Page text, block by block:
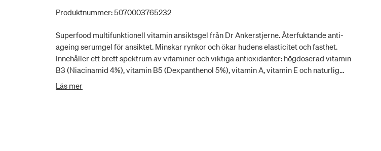
Produktnummer: 5070003765232
Superfood multifunktionell vitamin ansiktsgel från Dr Ankerstjerne. Återfuktande anti-
ageing serumgel för ansiktet. Minskar rynkor och ökar hudens elasticitet och fasthet.
Innehåller ett brett spektrum av vitaminer och viktiga antioxidanter: högdoserad vitamin
B3 (Niacinamid 4%), vitamin B5 (Dexpanthenol 5%), vitamin A, vitamin E och naturlig
vitamin C från havtornsextrakt. Kan förutom som serum även användas för att fräscha
Läs mer